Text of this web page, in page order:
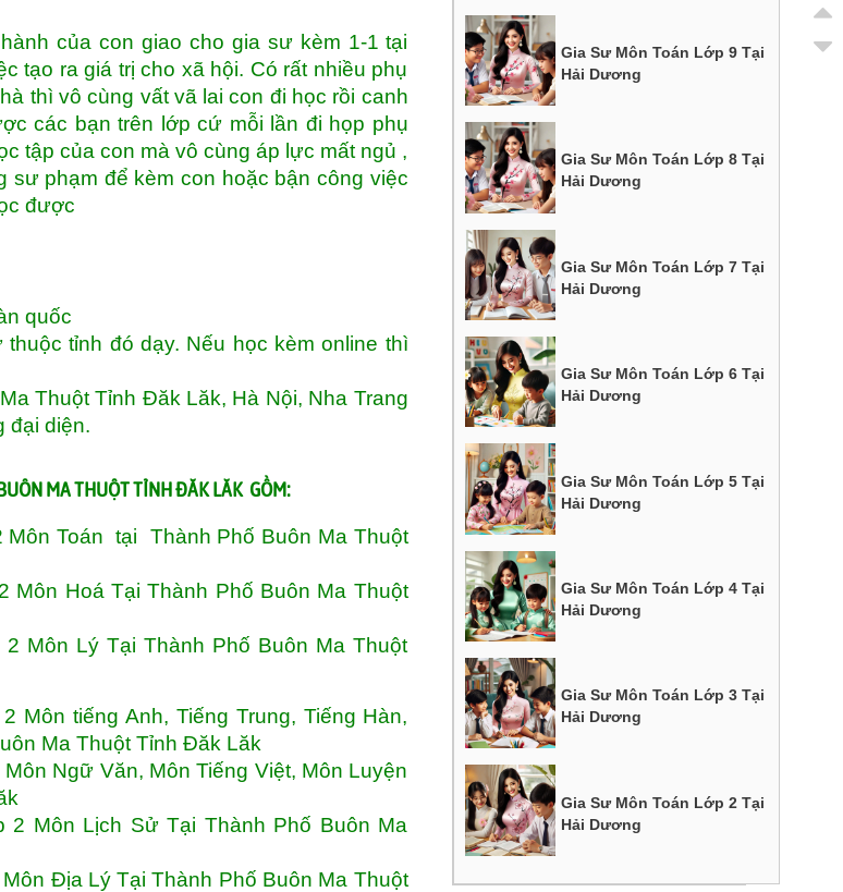
của con giao cho gia sư kèm 1-1 tại
tạo ra giá trị cho xã hội. Có rất nhiều phụ
thì vô cùng vất vã lai con đi học rồi canh
các bạn trên lớp cứ mỗi lần đi họp phụ
tập của con mà vô cùng áp lực mất ngủ ,
phạm để kèm con hoặc bận công việc
được
quốc
tỉnh đó dạy. Nếu học kèm online thì
Thuột Tỉnh Đăk Lăk, Hà Nội, Nha Trang
đại diện.
MA THUỘT TỈNH ĐĂK LĂK GỒM:
Môn Toán tại Thành Phố Buôn Ma Thuột
Môn Hoá Tại Thành Phố Buôn Ma Thuột
Môn Lý Tại Thành Phố Buôn Ma Thuột
Môn tiếng Anh, Tiếng Trung, Tiếng Hàn,
Ma Thuột Tỉnh Đăk Lăk
Ngữ Văn, Môn Tiếng Việt, Môn Luyện
Môn Lịch Sử Tại Thành Phố Buôn Ma
Địa Lý Tại Thành Phố Buôn Ma Thuột
Gia Sư Môn Toán Lớp 9 Tại
Hải Dương
Gia Sư Môn Toán Lớp 8 Tại
Hải Dương
Gia Sư Môn Toán Lớp 7 Tại
Hải Dương
Gia Sư Môn Toán Lớp 6 Tại
Hải Dương
Gia Sư Môn Toán Lớp 5 Tại
Hải Dương
Gia Sư Môn Toán Lớp 4 Tại
Hải Dương
Gia Sư Môn Toán Lớp 3 Tại
Hải Dương
Gia Sư Môn Toán Lớp 2 Tại
Hải Dương